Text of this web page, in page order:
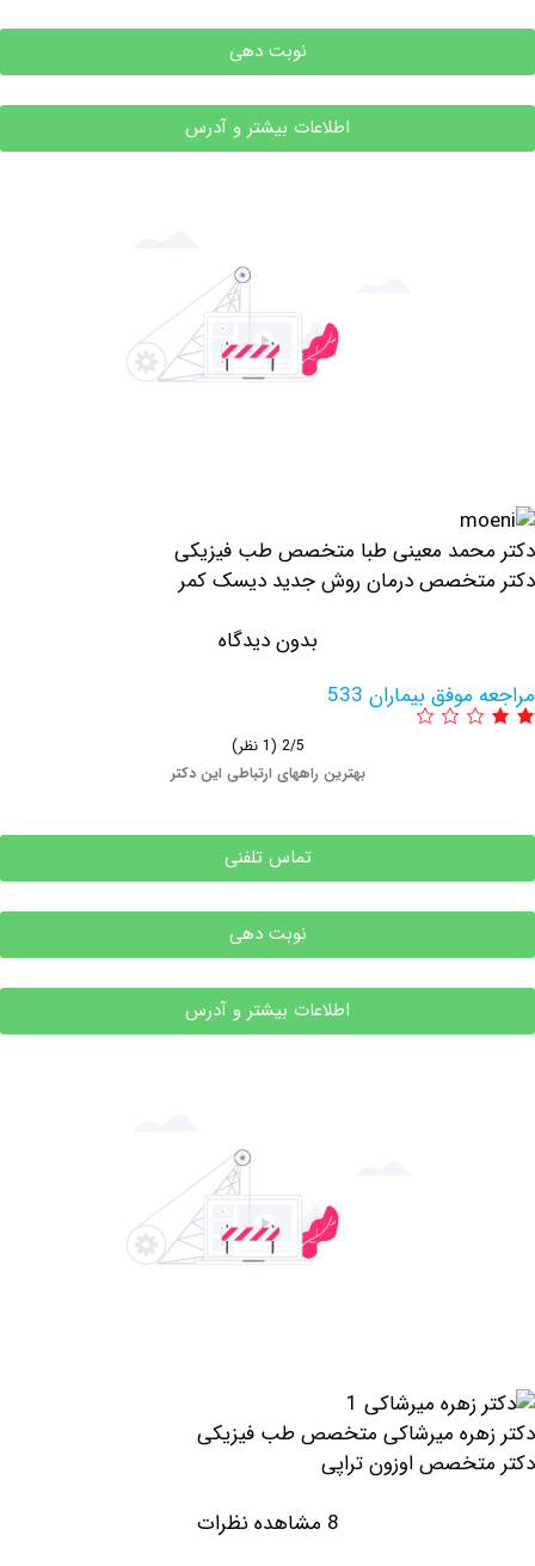
نوبت دهی
اطلاعات بیشتر و آدرس
معینی طبا متخصص طب فیزیکی
درمان روش جدید دیسک کمر
بدون دیدگاه
بیماران 533
بهترین راههای ارتباطی این دکتر
تماس تلفنی
نوبت دهی
اطلاعات بیشتر و آدرس
میرشاکی متخصص طب فیزیکی
اوزون تراپی